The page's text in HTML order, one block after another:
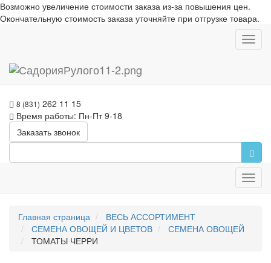
Возможно увеличение стоимости заказа из-за повышения цен.
Окончательную стоимость заказа уточняйте при отгрузке товара.
8 (831) 262 11 15
Время работы: Пн-Пт 9-18
Заказать звонок
Главная страница
ВЕСЬ АССОРТИМЕНТ
СЕМЕНА ОВОЩЕЙ И ЦВЕТОВ
СЕМЕНА ОВОЩЕЙ
ТОМАТЫ ЧЕРРИ